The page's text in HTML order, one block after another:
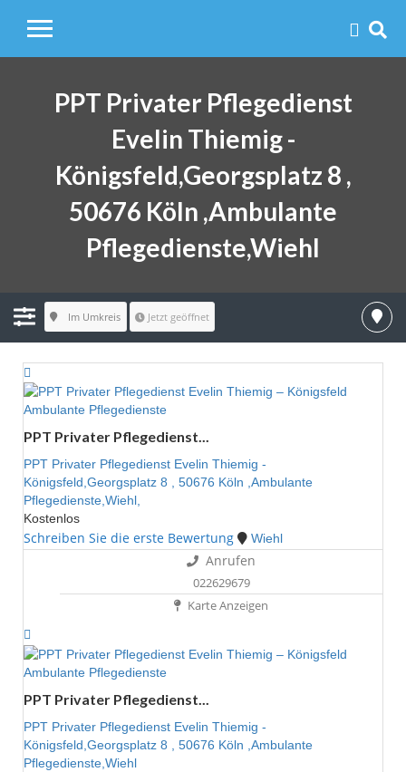
PPT Privater Pflegedienst
Evelin Thiemig -
Königsfeld,Georgsplatz 8 ,
50676 Köln ,Ambulante
Pflegedienste,Wiehl
Im Umkreis Jetzt geöffnet
Ambulante Pflegedienste
PPT Privater Pflegedienst...
PPT Privater Pflegedienst Evelin Thiemig -
Königsfeld,Georgsplatz 8 , 50676 Köln ,Ambulante
Pflegedienste,Wiehl,
Kostenlos
Schreiben Sie die erste Bewertung Wiehl
Anrufen
022629679
Karte Anzeigen
Ambulante Pflegedienste
PPT Privater Pflegedienst...
PPT Privater Pflegedienst Evelin Thiemig -
Königsfeld,Georgsplatz 8 , 50676 Köln ,Ambulante
Pflegedienste,Wiehl